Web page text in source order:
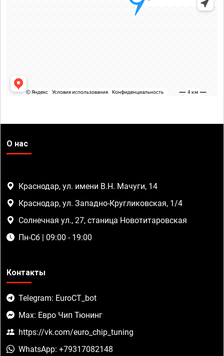
О нас
Краснодар, ул. имени В.Н. Мачуги, 14
Краснодар, ул. Западно-Кругликовская, 1/4
Солнечная ул., 27, станица Новотитаровская
Пн-Сб | 09:00 - 19:00
Контакты
Telegram: EuroCT_bot
Max: Евро Чип Тюнинг
https://vk.com/euro_chip_tuning
WhatsApp: +79317082148